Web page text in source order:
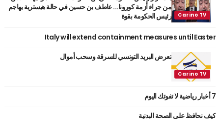
من جراء أزمة كورونا... عاطف بن حسين في حالة هيسترية يهاجم
رئيس الحكومة بقوة
Italy will extend containment measures until Easter
تعرض البريد التونسي للسرقة وسحب أموال
7 أخبار رياضية لا تفوتك اليوم
كيف نحافظ على الصحة البدنية